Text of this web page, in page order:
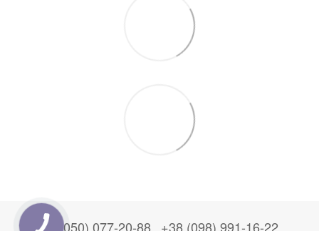
+38 (050) 077-20-88 +38 (098) 991-16-22